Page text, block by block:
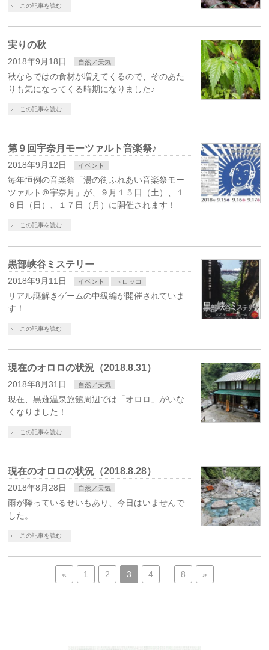
この記事を読む
実りの秋
2018年9月18日 自然／天気
秋ならではの食材が増えてくるので、そのあた
りも気になってくる時期になりました♪
この記事を読む
第９回宇奈月モーツァルト音楽祭♪
2018年9月12日 イベント
毎年恒例の音楽祭「湯の街ふれあい音楽祭モー
ツァルト＠宇奈月」が、９月１５日（土）、１
６日（日）、１７日（月）に開催されます！
この記事を読む
黒部峡谷ミステリー
2018年9月11日 イベント トロッコ
リアル謎解きゲームの中級編が開催されていま
す！
この記事を読む
現在のオロロの状況（2018.8.31）
2018年8月31日 自然／天気
現在、黒薙温泉旅館周辺では「オロロ」がいな
くなりました！
この記事を読む
現在のオロロの状況（2018.8.28）
2018年8月28日 自然／天気
雨が降っているせいもあり、今日はいませんで
した。
この記事を読む
« 1 2 3 4 8 »